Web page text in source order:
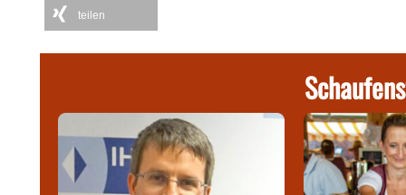
teilen